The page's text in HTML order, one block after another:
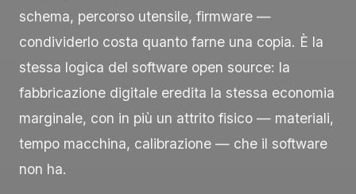
schema, percorso utensile, firmware —
condividerlo costa quanto farne una copia. È la
stessa logica del software open source: la
fabbricazione digitale eredita la stessa economia
marginale, con in più un attrito fisico — materiali,
tempo macchina, calibrazione — che il software
non ha.